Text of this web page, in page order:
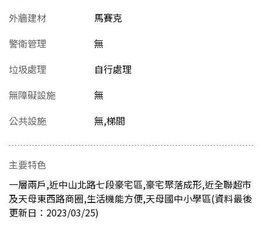
外牆建材
馬賽克
警衛管理
無
垃圾處理
自行處理
無障礙設施
無
公共設施
無,梯間
主要特色
一層兩戶,近中山北路七段豪宅區,豪宅聚落成形,近全聯超市
及天母東西路商圈,生活機能方便,天母國中小學區(資料最後
更新日：2023/03/25)